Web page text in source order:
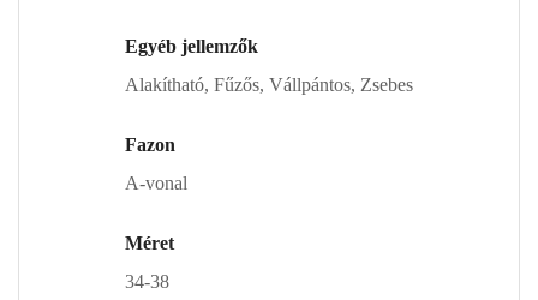
Egyéb jellemzők
Alakítható, Fűzős, Vállpántos, Zsebes
Fazon
A-vonal
Méret
34-38